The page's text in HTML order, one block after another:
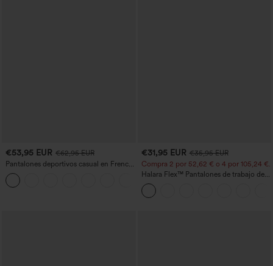
€53,95 EUR €62,95 EUR
Pantalones deportivos casual en French
terry con estampado denim, tiro medio,
estilo jeans y bolsillos
€31,95 EUR €35,95 EUR
Compra 2 por 52,62 € o 4 por 105,24 €.
Halara Flex™ Pantalones de trabajo de
talle alto, moldeadores del cuerpo, que
estilizan la cintura, con bolsillos, de
pierna ancha en micro‑waffle